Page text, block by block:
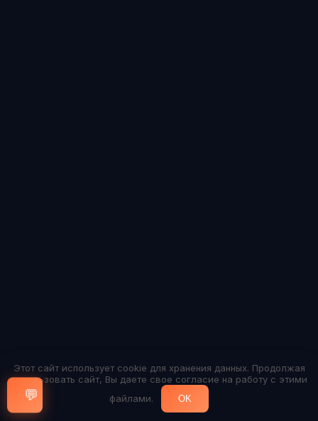
💬
Этот сайт использует cookie для хранения данных. Продолжая
использовать сайт, Вы даете свое согласие на работу с этими
файлами.
OK